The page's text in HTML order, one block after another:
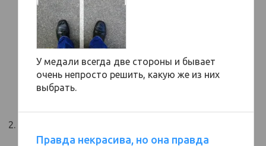
У медали всегда две стороны и бывает
очень непросто решить, какую же из них
выбрать.
Правда некрасива, но она правда